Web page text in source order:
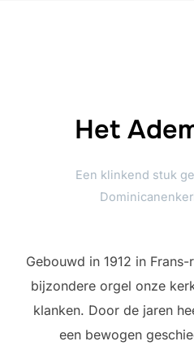
Het
Een klinkend stuk
Gebouwd in 1912 in
bijzondere orgel onze
klanken. Door de jaren
een bewogen